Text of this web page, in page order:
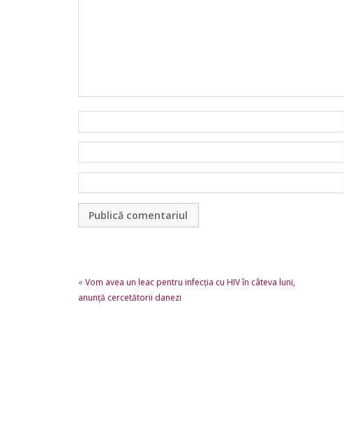
« Vom avea un leac pentru infecţia cu HIV în câteva luni,
anunţă cercetătorii danezi